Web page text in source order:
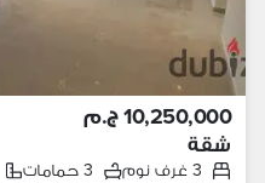
10,250,000 ج.م
شقة
3 غرف نوم 3 حمامات